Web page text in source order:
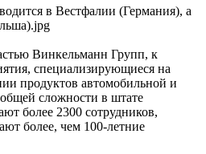
Винкельманн Групп, к
специализирующиеся на
продуктов автомобильной и
сложности в штате
более 2300 сотрудников,
более, чем 100-летние